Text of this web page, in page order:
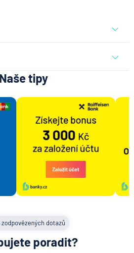
účtu
Naše tipy
zodpovězených dotazů
poradit?